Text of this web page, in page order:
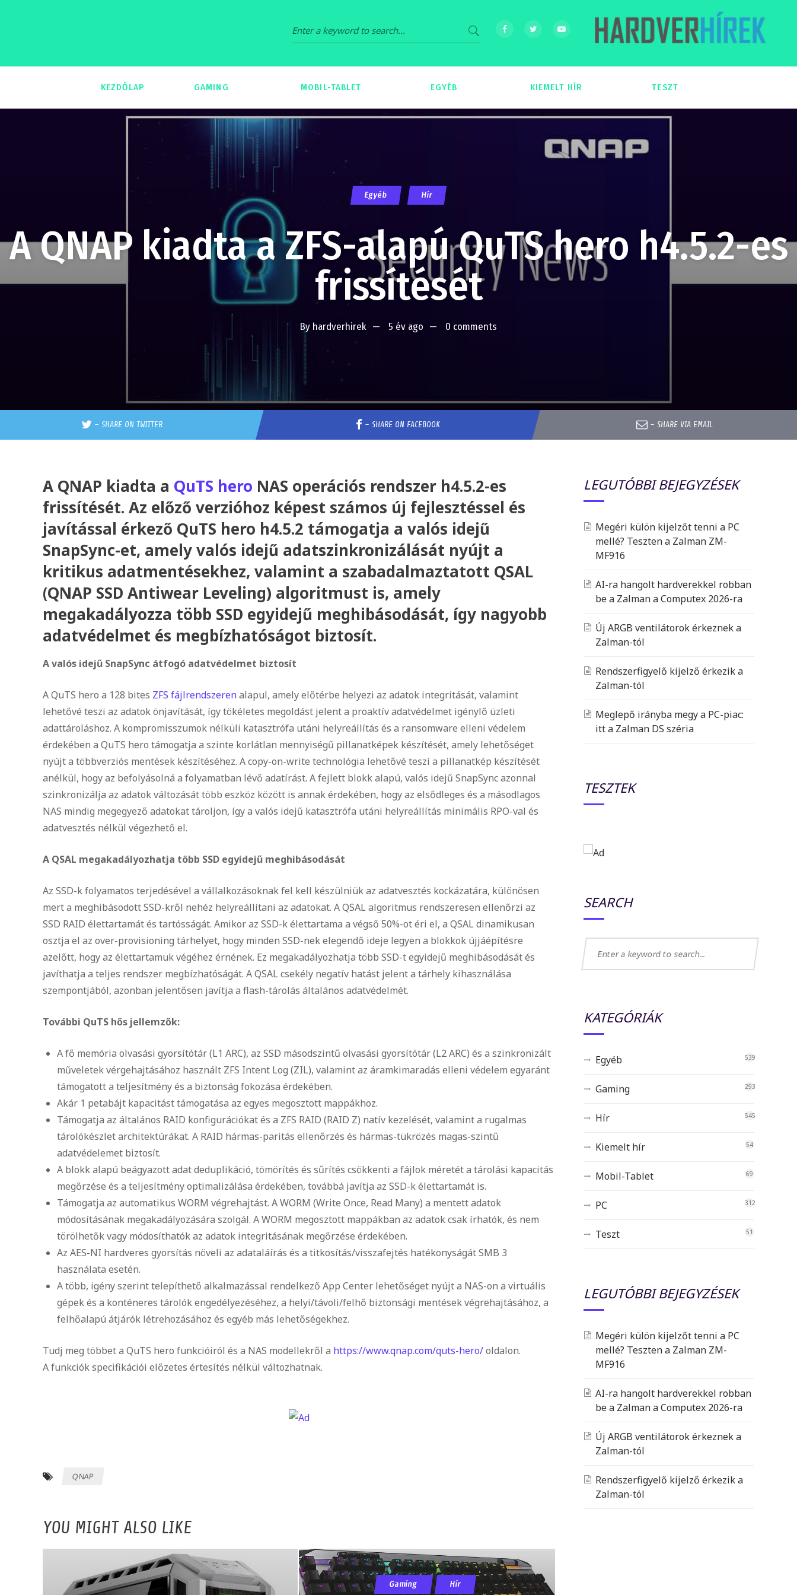
KEZDŐLAP GAMING MOBIL-TABLET EGYÉB KIEMELT HÍR TESZT
Egyéb Hír
A QNAP kiadta a ZFS-alapú QuTS hero h4.5.2-es
frissítését
By hardverhirek 5 év ago 0 comments
– SHARE ON TWITTER – SHARE ON FACEBOOK – SHARE VIA EMAIL
A QNAP kiadta a QuTS hero NAS operációs rendszer h4.5.2-es
frissítését. Az előző verzióhoz képest számos új fejlesztéssel és
javítással érkező QuTS hero h4.5.2 támogatja a valós idejű
SnapSync-et, amely valós idejű adatszinkronizálását nyújt a
kritikus adatmentésekhez, valamint a szabadalmaztatott QSAL
(QNAP SSD Antiwear Leveling) algoritmust is, amely
megakadályozza több SSD egyidejű meghibásodását, így nagyobb
adatvédelmet és megbízhatóságot biztosít.
A valós idejű SnapSync átfogó adatvédelmet biztosít
A QuTS hero a 128 bites ZFS fájlrendszerenalapul, amely előtérbe helyezi az adatok integritását, valamint
lehetővé teszi az adatok önjavítását, így tökéletes megoldást jelent a proaktív adatvédelmet igénylő üzleti
adattároláshoz. A kompromisszumok nélküli katasztrófa utáni helyreállítás és a ransomware elleni védelem
érdekében a QuTS hero támogatja a szinte korlátlan mennyiségű pillanatképek készítését, amely lehetőséget
nyújt a többverziós mentések készítéséhez. A copy-on-write technológia lehetővé teszi a pillanatkép készítését
anélkül, hogy az befolyásolná a folyamatban lévő adatírást. A fejlett blokk alapú, valós idejű SnapSync azonnal
szinkronizálja az adatok változását több eszköz között is annak érdekében, hogy az elsődleges és a másodlagos
NAS mindig megegyező adatokat tároljon, így a valós idejű katasztrófa utáni helyreállítás minimális RPO-val és
adatvesztés nélkül végezhető el.
A QSAL megakadályozhatja több SSD egyidejű meghibásodását
Az SSD-k folyamatos terjedésével a vállalkozásoknak fel kell készülniük az adatvesztés kockázatára, különösen
mert a meghibásodott SSD-kről nehéz helyreállítani az adatokat. A QSAL algoritmus rendszeresen ellenőrzi az
SSD RAID élettartamát és tartósságát. Amikor az SSD-k élettartama a végső 50%-ot éri el, a QSAL dinamikusan
osztja el az over-provisioning tárhelyet, hogy minden SSD-nek elegendő ideje legyen a blokkok újjáépítésre
azelőtt, hogy az élettartamuk végéhez érnének. Ez megakadályozhatja több SSD-t egyidejű meghibásodását és
javíthatja a teljes rendszer megbízhatóságát. A QSAL csekély negatív hatást jelent a tárhely kihasználása
szempontjából, azonban jelentősen javítja a flash-tárolás általános adatvédelmét.
További QuTS hős jellemzők:
A fő memória olvasási gyorsítótár (L1 ARC), az SSD másodszintű olvasási gyorsítótár (L2 ARC) és a szinkronizált
műveletek vérgehajtásához használt ZFS Intent Log (ZIL), valamint az áramkimaradás elleni védelem egyaránt
támogatott a teljesítmény és a biztonság fokozása érdekében.
Akár 1 petabájt kapacitást támogatása az egyes megosztott mappákhoz.
Támogatja az általános RAID konfigurációkat és a ZFS RAID (RAID Z) natív kezelését, valamint a rugalmas
tárolókészlet architektúrákat. A RAID hármas-paritás ellenőrzés és hármas-tükrözés magas-szintű
adatvédelemet biztosít.
A blokk alapú beágyazott adat deduplikáció, tömörítés és sűrítés csökkenti a fájlok méretét a tárolási kapacitás
megőrzése és a teljesítmény optimalizálása érdekében, továbbá javítja az SSD-k élettartamát is.
Támogatja az automatikus WORM végrehajtást. A WORM (Write Once, Read Many) a mentett adatok
módosításának megakadályozására szolgál. A WORM megosztott mappákban az adatok csak írhatók, és nem
törölhetők vagy módosíthatók az adatok integritásának megőrzése érdekében.
Az AES-NI hardveres gyorsítás növeli az adataláírás és a titkosítás/visszafejtés hatékonyságát SMB 3
használata esetén.
A több, igény szerint telepíthető alkalmazással rendelkező App Center lehetőséget nyújt a NAS-on a virtuális
gépek és a konténeres tárolók engedélyezéséhez, a helyi/távoli/felhő biztonsági mentések végrehajtásához, a
felhőalapú átjárók létrehozásához és egyéb más lehetőségekhez.
Tudj meg többet a QuTS hero funkcióiról és a NAS modellekről a https://www.qnap.com/quts-hero/oldalon.
A funkciók specifikációi előzetes értesítés nélkül változhatnak.
QNAP
YOU MIGHT ALSO LIKE
Gaming Hír
LEGUTÓBBI BEJEGYZÉSEK
Megéri külön kijelzőt tenni a PC
mellé? Teszten a Zalman ZM-
MF916
AI-ra hangolt hardverekkel robban
be a Zalman a Computex 2026-ra
Új ARGB ventilátorok érkeznek a
Zalman-tól
Rendszerfigyelő kijelző érkezik a
Zalman-tól
Meglepő irányba megy a PC-piac:
itt a Zalman DS széria
TESZTEK
SEARCH
KATEGÓRIÁK
Egyéb 539
Gaming 293
Hír 545
Kiemelt hír 54
Mobil-Tablet 69
PC 312
Teszt 51
LEGUTÓBBI BEJEGYZÉSEK
Megéri külön kijelzőt tenni a PC
mellé? Teszten a Zalman ZM-
MF916
AI-ra hangolt hardverekkel robban
be a Zalman a Computex 2026-ra
Új ARGB ventilátorok érkeznek a
Zalman-tól
Rendszerfigyelő kijelző érkezik a
Zalman-tól